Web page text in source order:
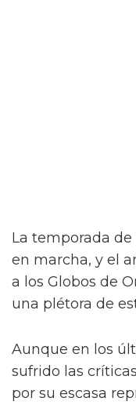
La temporada
en marcha, y el
a los Globos de
una plétora de
Aunque en los
sufrido las
por su escasa